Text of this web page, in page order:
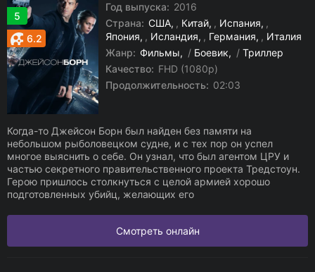
5
6.2
Год выпуска: 2016
Страна: США , Китай , Испания ,
Япония , Исландия , Германия , Италия
Жанр: Фильмы / Боевик / Триллер
Качество: FHD (1080p)
Продолжительность: 02:03
Когда-то Джейсон Борн был найден без памяти на
небольшом рыболовецком судне, и с тех пор он успел
многое выяснить о себе. Он узнал, что был агентом ЦРУ и
частью секретного правительственного проекта Тредстоун.
Герою пришлось столкнуться с целой армией хорошо
подготовленных убийц, желающих его
Смотреть онлайн